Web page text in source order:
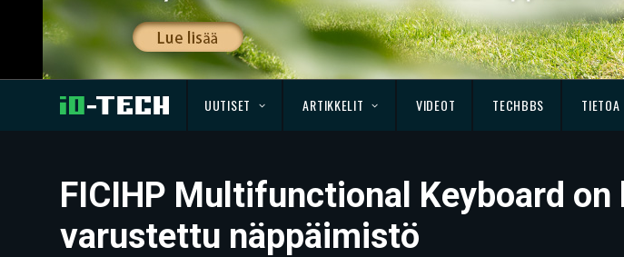
UUTISET ARTIKKELIT VIDEOT TECHBBS TIETOA
FICIHP Multifunctional Keyboard
varustettu näppäimistö